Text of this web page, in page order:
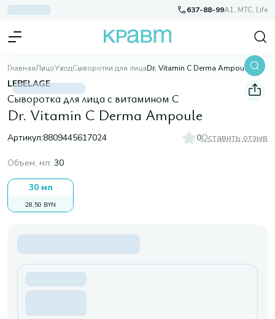
637-88-99A1, МТС, Life
ГлавнаяЛицоУходСыворотки для лицаDr. Vitamin C Derma Ampoule
LEBELAGE
Сыворотка для лица с витамином С
Dr. Vitamin C Derma Ampoule
Артикул:8809445617024 0Оставить отзыв
Объем, мл: 30
30 мл
28,50 BYN